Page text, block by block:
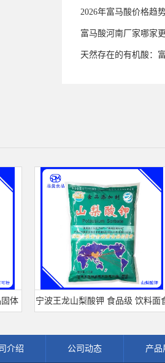
2026年富马酸价格趋
富马酸河南厂家哪家
天然存在的有机酸：
宁波王龙山梨酸钾 食品级 饮料面食
介绍 公司动态 产品